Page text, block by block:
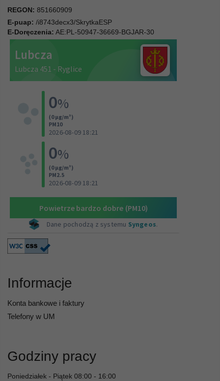
REGON: 851660909
E-puap: /i8743decx3/SkrytkaESP
E-Doręczenia: AE:PL-50947-36669-BGJAR-30
Informacje
Konta bankowe i faktury
Telefony w UM
Godziny pracy
Poniedziałek - Piątek 08:00 - 16:00